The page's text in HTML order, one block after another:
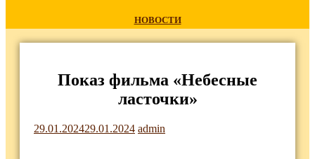
НОВОСТИ
Показ фильма «Небесные
ласточки»
29.01.202429.01.2024 admin